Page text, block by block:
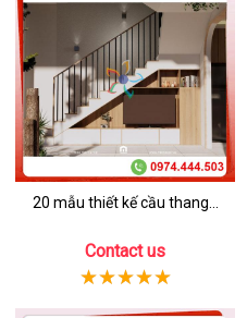
20 mẫu thiết kế cầu thang...
Contact us